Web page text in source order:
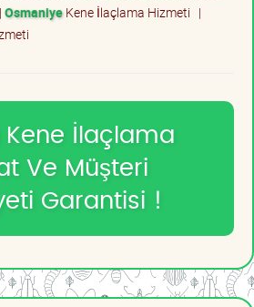
| OsmaniyeKene İlaçlama Hizmeti |
Kene İlaçlama
Ve Müşteri
Garantisi !